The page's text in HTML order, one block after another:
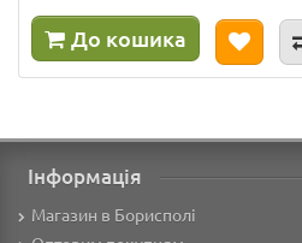
До кошика
Інформація
Магазин в Борисполі